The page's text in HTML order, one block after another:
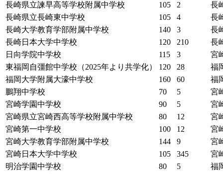
長崎県立諫早高等学校附属中学校
105 2
長
長崎県立長崎東中学校
105 4
長
長崎大学教育学部附属中学校
140 3
長
長崎日本大学中学校
120 210
長
日向学院中学校
115 3
宮
東福岡自彊館中学校（2025年より共学化）
120 28
福
福岡大学附属大濠中学校
160 60
福
鵬翔中学校
70 5
宮
宮崎学園中学校
90 5
宮
宮崎県立宮崎西高等学校附属中学校
80 12
宮
宮崎第一中学校
100 12
宮
宮崎大学教育学部附属中学校
144 9
宮
宮崎日本大学中学校
105 345
宮
明治学園中学校
80 5
福